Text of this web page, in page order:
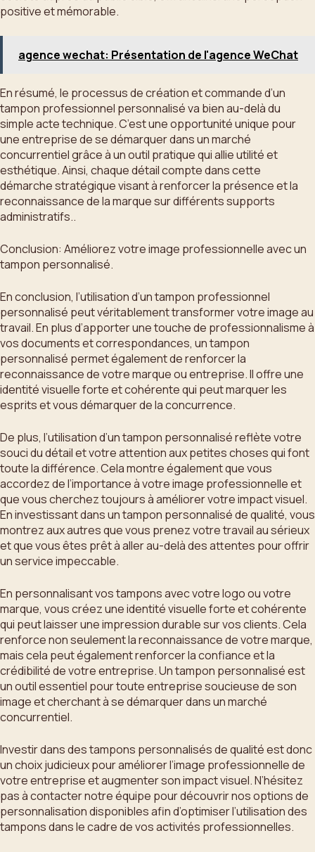
positive et mémorable.
agence wechat: Présentation de l'agence WeChat
En résumé, le processus de création et commande d’un
tampon professionnel personnalisé va bien au-delà du
simple acte technique. C’est une opportunité unique pour
une entreprise de se démarquer dans un marché
concurrentiel grâce à un outil pratique qui allie utilité et
esthétique. Ainsi, chaque détail compte dans cette
démarche stratégique visant à renforcer la présence et la
reconnaissance de la marque sur différents supports
administratifs..
Conclusion: Améliorez votre image professionnelle avec un
tampon personnalisé.
En conclusion, l’utilisation d’un tampon professionnel
personnalisé peut véritablement transformer votre image au
travail. En plus d’apporter une touche de professionnalisme à
vos documents et correspondances, un tampon
personnalisé permet également de renforcer la
reconnaissance de votre marque ou entreprise. Il offre une
identité visuelle forte et cohérente qui peut marquer les
esprits et vous démarquer de la concurrence.
De plus, l’utilisation d’un tampon personnalisé reflète votre
souci du détail et votre attention aux petites choses qui font
toute la différence. Cela montre également que vous
accordez de l’importance à votre image professionnelle et
que vous cherchez toujours à améliorer votre impact visuel.
En investissant dans un tampon personnalisé de qualité, vous
montrez aux autres que vous prenez votre travail au sérieux
et que vous êtes prêt à aller au-delà des attentes pour offrir
un service impeccable.
En personnalisant vos tampons avec votre logo ou votre
marque, vous créez une identité visuelle forte et cohérente
qui peut laisser une impression durable sur vos clients. Cela
renforce non seulement la reconnaissance de votre marque,
mais cela peut également renforcer la confiance et la
crédibilité de votre entreprise. Un tampon personnalisé est
un outil essentiel pour toute entreprise soucieuse de son
image et cherchant à se démarquer dans un marché
concurrentiel.
Investir dans des tampons personnalisés de qualité est donc
un choix judicieux pour améliorer l’image professionnelle de
votre entreprise et augmenter son impact visuel. N’hésitez
pas à contacter notre équipe pour découvrir nos options de
personnalisation disponibles afin d’optimiser l’utilisation des
tampons dans le cadre de vos activités professionnelles.